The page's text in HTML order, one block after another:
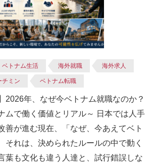
ベトナム生活 海外就職 海外求人
チミン ベトナム転職
2026年、なぜ今ベトナム就職なのか？
ムで働く価値とリアル～ 日本では人手
善が進む現在、「なぜ、今あえてベト
れは、決められたルールの中で動く
葉も文化も違う人達と、試行錯誤しな